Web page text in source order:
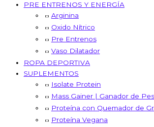
PRE ENTRENOS Y ENERGÍA
Arginina
Oxido Nítrico
Pre Entrenos
Vaso Dilatador
ROPA DEPORTIVA
SUPLEMENTOS
Isolate Protein
Mass Gainer | Ganador de
Proteína con Quemador de
Proteína Vegana